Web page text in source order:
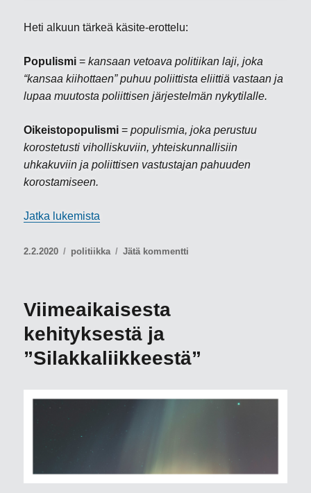
Heti alkuun tärkeä käsite-erottelu:
Populismi =kansaan vetoava politiikan laji, joka
“kansaa kiihottaen” puhuu poliittista eliittiä vastaan ja
lupaa muutosta poliittisen järjestelmän nykytilalle.
Oikeistopopulismi=populismia, joka perustuu
korostetusti viholliskuviin, yhteiskunnallisiin
uhkakuviin ja poliittisen vastustajan pahuuden
korostamiseen.
Jatka lukemista
Julkaistu
2.2.2020 Kategoriat
politiikka Jätä kommentti
Viimeaikaisesta
kehityksestä ja
”Silakkaliikkeestä”